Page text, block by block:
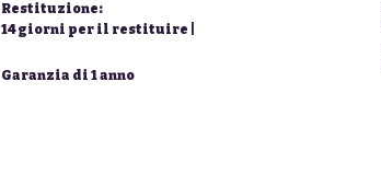
Restituzione:
14 giorni per il restituire |
Garanzia di 1 anno